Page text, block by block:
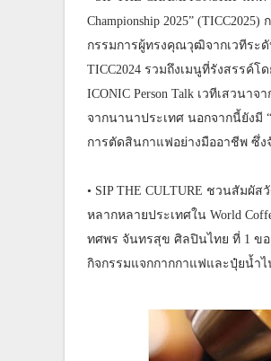
Championship 2025”
กรรมการผู้ทรงคุณวุฒิจากเวทีระ
TICC2024 รวมถึงเมนูที่รังสรรค์โ
ICONIC Person Talk เวทีเสวน
จากนานาประเทศ นอกจากนี้ยังมี
การตัดสินกาแฟอย่างมืออาชีพ ซึ่ง
• SIP THE CULTURE ชวนสัม
หลากหลายประเทศใน World
ทศพร จันทรสุข ศิลปินไทย ที่ 1 ขอ
กิจกรรมแจกกากกาแฟและปุ๋ยน้ำ